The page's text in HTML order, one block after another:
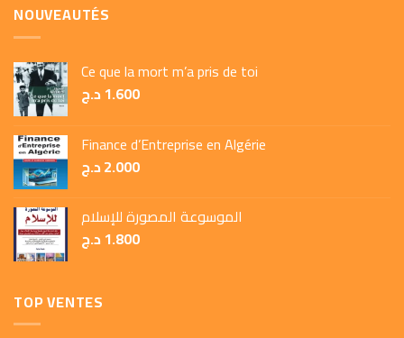
NOUVEAUTÉS
Ce que la mort m’a pris de toi
1.600د.ج
Finance d’Entreprise en Algérie
2.000د.ج
الموسوعة المصورة للإسلام
1.800د.ج
TOP VENTES